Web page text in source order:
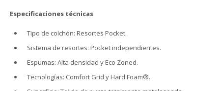
Especificaciones técnicas
Tipo de colchón: Resortes Pocket.
Sistema de resortes: Pocket independientes.
Espumas: Alta densidad y Eco Zoned.
Tecnologías: Comfort Grid y Hard Foam®.